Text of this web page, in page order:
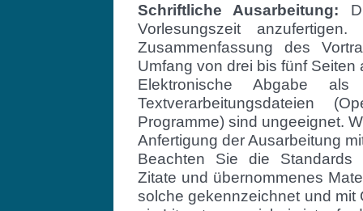
Schriftliche Ausarbeitung:
Vorlesungszeit
Zusammenfassung des
Umfang von drei bis fünf
Elektronische Abgabe
Textverarbeitungsdateien
Programme) sind ungeeignet.
Anfertigung der Ausarbeitung
Beachten Sie die Standards
Zitate und übernommenes
solche gekennzeichnet und